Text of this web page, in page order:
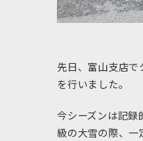
先日、富山支店で
を行いました。
今シーズンは記録
級の大雪の際、一